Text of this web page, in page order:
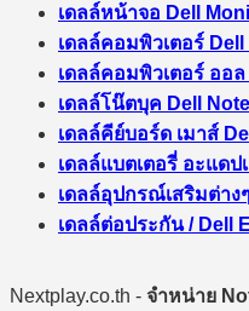
เดลล์หน้าจอ Dell
เดลล์คอมพิวเตอร์
เดลล์คอมพิวเตอร์ ออ
เดลล์โน๊ตบุค Dell
เดลล์คีย์บอร์ด เมาส์
เดลล์แบตเตอรี่ อะแด
เดลล์อุปกรณ์เสริมต่าง
เดลล์ต่อประกัน / Dell
Nextplay.co.th - จำหน่าย